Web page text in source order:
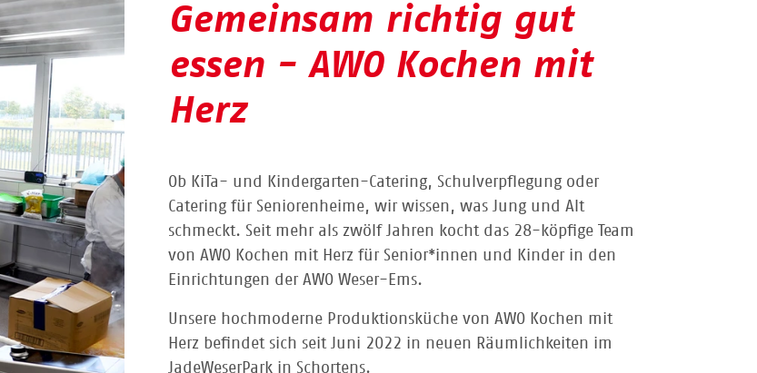
Gemeinsam richtig gut
essen - AWO Kochen mit
Herz
Ob KiTa- und Kindergarten-Catering, Schulverpflegung oder
Catering für Seniorenheime, wir wissen, was Jung und Alt
schmeckt. Seit mehr als zwölf Jahren kocht das 28-köpfige Team
von AWO Kochen mit Herz für Senior*innen und Kinder in den
Einrichtungen der AWO Weser-Ems.
Unsere hochmoderne Produktionsküche von AWO Kochen mit
Herz befindet sich seit Juni 2022 in neuen Räumlichkeiten im
JadeWeserPark in Schortens.